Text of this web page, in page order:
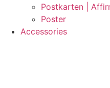
Postkarten |
Poster
Accessories